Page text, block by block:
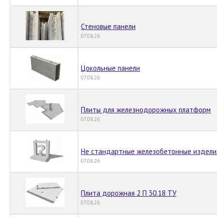
Стеновые панели
07.08.26
Цокольные панели
07.08.26
Плиты для железнодорожных платформ
07.08.26
Не стандартные железобетонные
07.08.26
Плита дорожная 2 П 30.18 ТУ
07.08.26